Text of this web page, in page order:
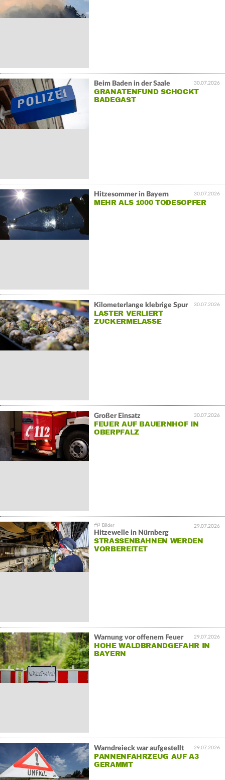
30.07.2026
Beim Baden in der Saale
GRANATENFUND SCHOCKT
BADEGAST
30.07.2026
Hitzesommer in Bayern
MEHR ALS 1000 TODESOPFER
30.07.2026
Kilometerlange klebrige Spur
LASTER VERLIERT
ZUCKERMELASSE
30.07.2026
Großer Einsatz
FEUER AUF BAUERNHOF IN
OBERPFALZ
29.07.2026
Hitzewelle in Nürnberg
STRASSENBAHNEN WERDEN V
ORBEREITET
29.07.2026
Warnung vor offenem Feuer
HOHE WALDBRANDGEFAHR IN
BAYERN
29.07.2026
Warndreieck war aufgestellt
PANNENFAHRZEUG AUF A3
GERAMMT